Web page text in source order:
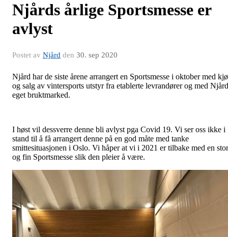
Njårds årlige Sportsmesse er
avlyst
Postet av Njård den 30. sep 2020
Njård har de siste årene arrangert en Sportsmesse i oktober med
og salg av vintersports utstyr fra etablerte levrandører og med
eget bruktmarked.
I høst vil dessverre denne bli avlyst pga Covid 19. Vi ser oss ikke i
stand til å få arrangert denne på en god måte med tanke
smittesituasjonen i Oslo. Vi håper at vi i 2021 er tilbake med en stor
og fin Sportsmesse slik den pleier å være.